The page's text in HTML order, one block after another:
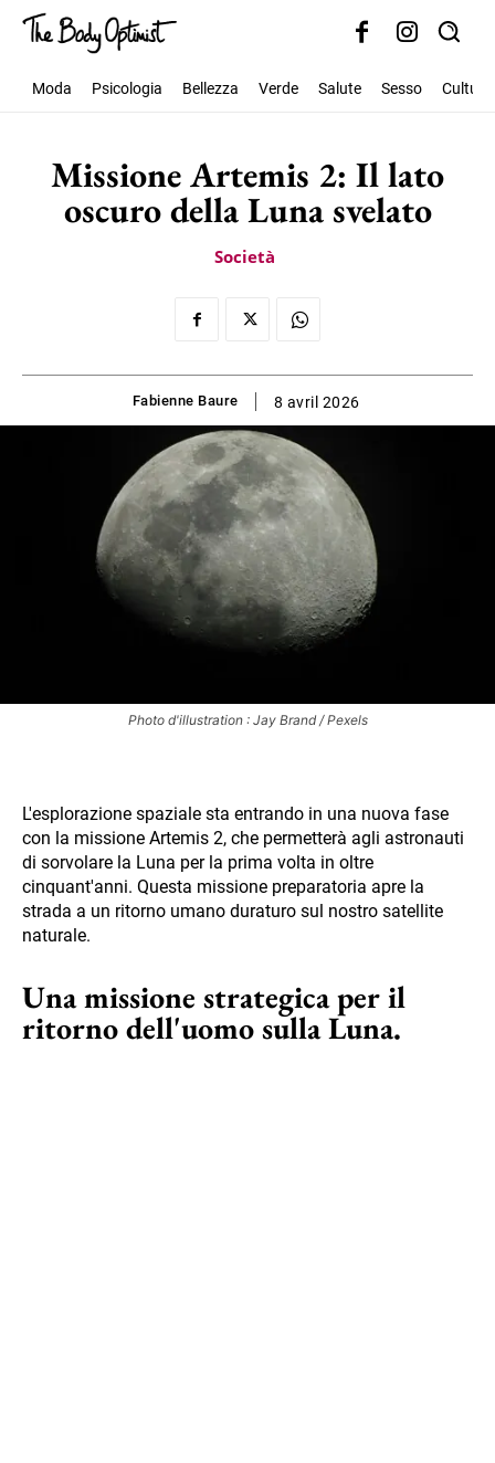
Moda Psicologia Bellezza Verde Salute Sesso Cultura
Missione Artemis 2: Il lato
oscuro della Luna svelato
Società
Fabienne Baure 8 avril 2026
Photo d'illustration : Jay Brand / Pexels
L'esplorazione spaziale sta entrando in una nuova fase
con la missione Artemis 2, che permetterà agli astronauti
di sorvolare la Luna per la prima volta in oltre
cinquant'anni. Questa missione preparatoria apre la
strada a un ritorno umano duraturo sul nostro satellite
naturale.
Una missione strategica per il
ritorno dell'uomo sulla Luna.